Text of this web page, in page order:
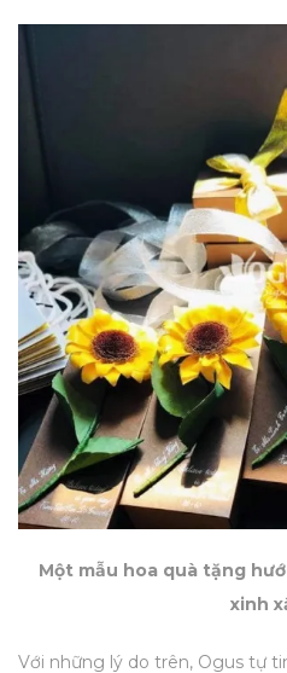
Một mẫu hoa quà tặng
xinh
Với những lý do trên, Ogus tự